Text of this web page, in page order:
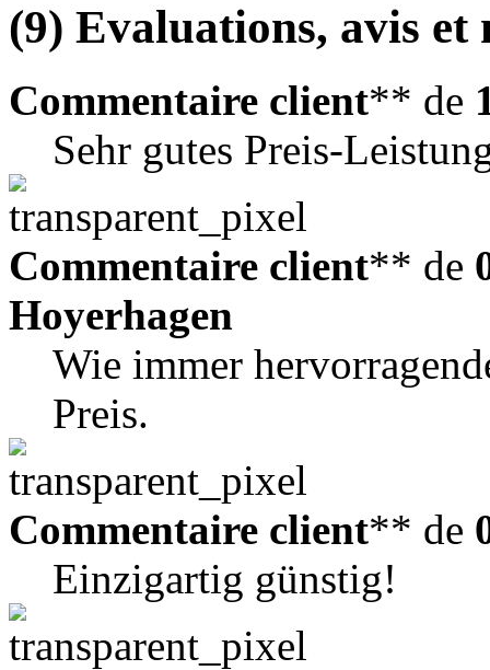
(9) Evaluations, avis et
Commentaire client** de
Sehr gutes Preis-
Commentaire client** de
Hoyerhagen
Wie immer
Preis.
Commentaire client** de
Einzigartig günstig!